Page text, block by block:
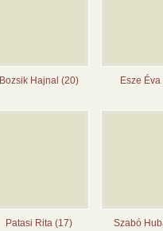
Bozsik Hajnal (20) Esze
Patasi Rita (17) Szabó